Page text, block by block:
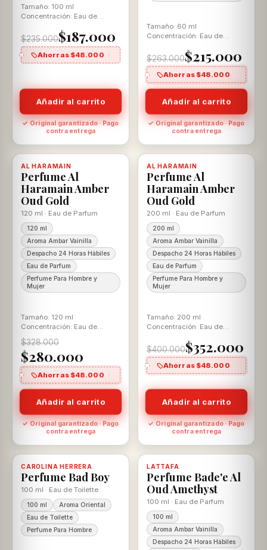
Tamaño: 100 ml
Concentración: Eau de
Vainilla
$235.000$187.000
Ahorras $48.000
Añadir al carrito
✓ Original garantizado · Pago
contra entrega
Tamaño: 60 ml
Concentración: Eau de
Vainilla Para Ella y El
$263.000$215.000
Ahorras $48.000
Añadir al carrito
✓ Original garantizado · Pago
contra entrega
-15%
AL HARAMAIN
Perfume Al
Haramain Amber
Oud Gold
120 ml · Eau de Parfum
120 ml
Aroma Ambar Vainilla
Despacho 24 Horas Hábiles
Eau de Parfum
Perfume Para Hombre y
Mujer
Tamaño: 120 ml
Concentración: Eau de
Parfum Aroma: Ambar
Vainilla Para Ella y El
$328.000
$280.000
Ahorras $48.000
Disponible, con descuento
Añadir al carrito
✓ Original garantizado · Pago
contra entrega
-12%
AL HARAMAIN
Perfume Al
Haramain Amber
Oud Gold
200 ml · Eau de Parfum
200 ml
Aroma Ambar Vainilla
Despacho 24 Horas Hábiles
Eau de Parfum
Perfume Para Hombre y
Mujer
Tamaño: 200 ml
Concentración: Eau de
Vainilla Para Ella y El
$400.000$352.000
Ahorras $48.000
Disponible, con descuento
Añadir al carrito
✓ Original garantizado · Pago
contra entrega
-11% 100% ORIGINAL
CAROLINA HERRERA
Perfume Bad Boy
100 ml · Eau de Toilette
100 ml
Aroma Oriental
Eau de Toilette
Perfume Para Hombre
Disponible, con descuento -22%
LATTAFA
Perfume Bade'e Al
Oud Amethyst
100 ml · Eau de Parfum
100 ml
Aroma Ambar Vainilla
Despacho 24 Horas Hábiles
Disponible, con descuento